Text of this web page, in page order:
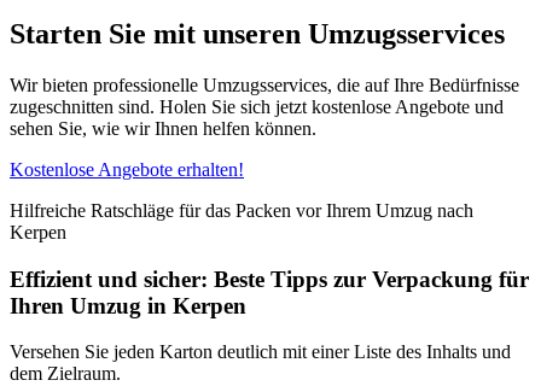
Starten Sie mit unseren Umzugsservices
Wir bieten professionelle Umzugsservices, die auf Ihre Bedürfnisse
zugeschnitten sind. Holen Sie sich jetzt kostenlose Angebote und
sehen Sie, wie wir Ihnen helfen können.
Kostenlose Angebote erhalten!
Hilfreiche Ratschläge für das Packen vor Ihrem Umzug nach
Kerpen
Effizient und sicher: Beste Tipps zur Verpackung für
Ihren Umzug in Kerpen
Versehen Sie jeden Karton deutlich mit einer Liste des Inhalts und
dem Zielraum.